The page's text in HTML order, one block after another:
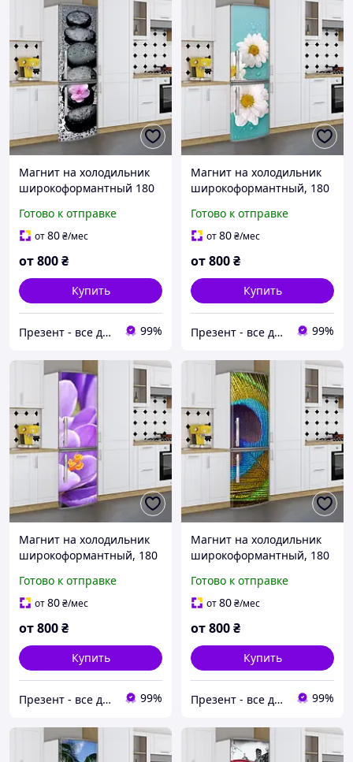
Магнит на холодильник
широкоформантный 180
Готово к отправке
от80₴/мес
от800₴
Купить
Презент - все для декора 99%
Магнит на холодильник
широкоформантный, 180
Готово к отправке
от80₴/мес
от800₴
Купить
Презент - все для декора 99%
Магнит на холодильник
широкоформантный, 180
Готово к отправке
от80₴/мес
от800₴
Купить
Презент - все для декора 99%
Магнит на холодильник
широкоформантный, 180
Готово к отправке
от80₴/мес
от800₴
Купить
Презент - все для декора 99%